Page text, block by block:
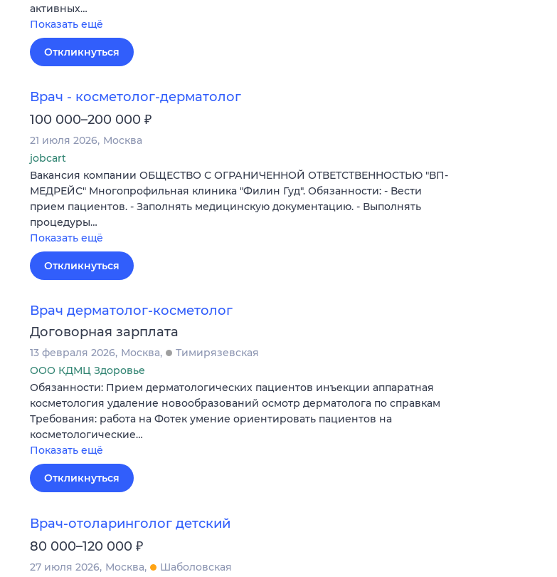
активных…
Показать ещё
Откликнуться
Врач - косметолог-дерматолог
100 000–200 000 ₽
21 июля 2026 Москва
jobcart
Вакансия компании ОБЩЕСТВО С ОГРАНИЧЕННОЙ ОТВЕТСТВЕННОСТЬЮ "ВП-
МЕДРЕЙС" Многопрофильная клиника "Филин Гуд". Обязанности: - Вести
прием пациентов. - Заполнять медицинскую документацию. - Выполнять
процедуры…
Показать ещё
Откликнуться
Врач дерматолог-косметолог
Договорная зарплата
13 февраля 2026 Москва
Тимирязевская
ООО КДМЦ Здоровье
Обязанности: Прием дерматологических пациентов инъекции аппаратная
косметология удаление новообразований осмотр дерматолога по справкам
Требования: работа на Фотек умение ориентировать пациентов на
косметологические…
Показать ещё
Откликнуться
Врач-отоларинголог детский
80 000–120 000 ₽
27 июля 2026 Москва
Шаболовская